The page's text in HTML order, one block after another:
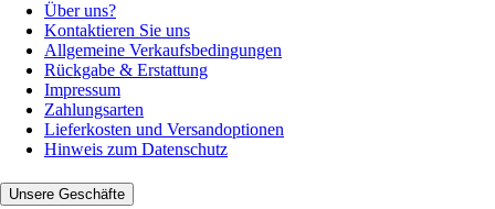
Über uns?
Kontaktieren Sie uns
Allgemeine Verkaufsbedingungen
Rückgabe & Erstattung
Impressum
Zahlungsarten
Lieferkosten und Versandoptionen
Hinweis zum Datenschutz
Unsere Geschäfte